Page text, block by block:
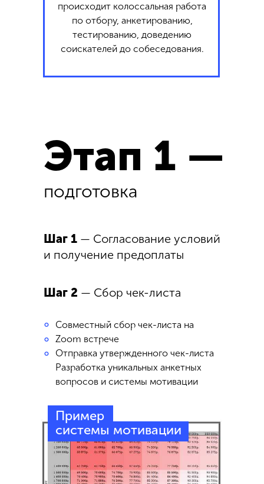
происходит колоссальная работа
по отбору, анкетированию,
тестированию, доведению
соискателей до собеседования.
Этап 1 —
подготовка
Шаг 1 — Согласование условий
и получение предоплаты
Шаг 2 — Сбор чек-листа
Совместный сбор чек-листа на
Zoom встрече
Отправка утвержденного чек-листа
Разработка уникальных анкетных
вопросов и системы мотивации
°
°
°
Пример
системы мотивации